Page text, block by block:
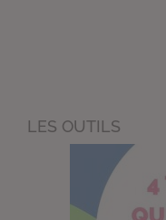
LES OUTILS